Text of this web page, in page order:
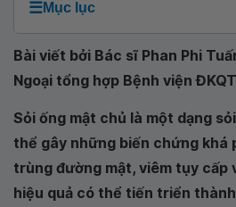
☰Mục lục
Bài viết bởi Bác sĩ Phan Phi
Ngoại tổng hợp Bệnh viện
Sỏi ống mật chủ là một dạng
thể gây những biến chứng khá
trùng đường mật, viêm tụy cấp
hiệu quả có thể tiến triển